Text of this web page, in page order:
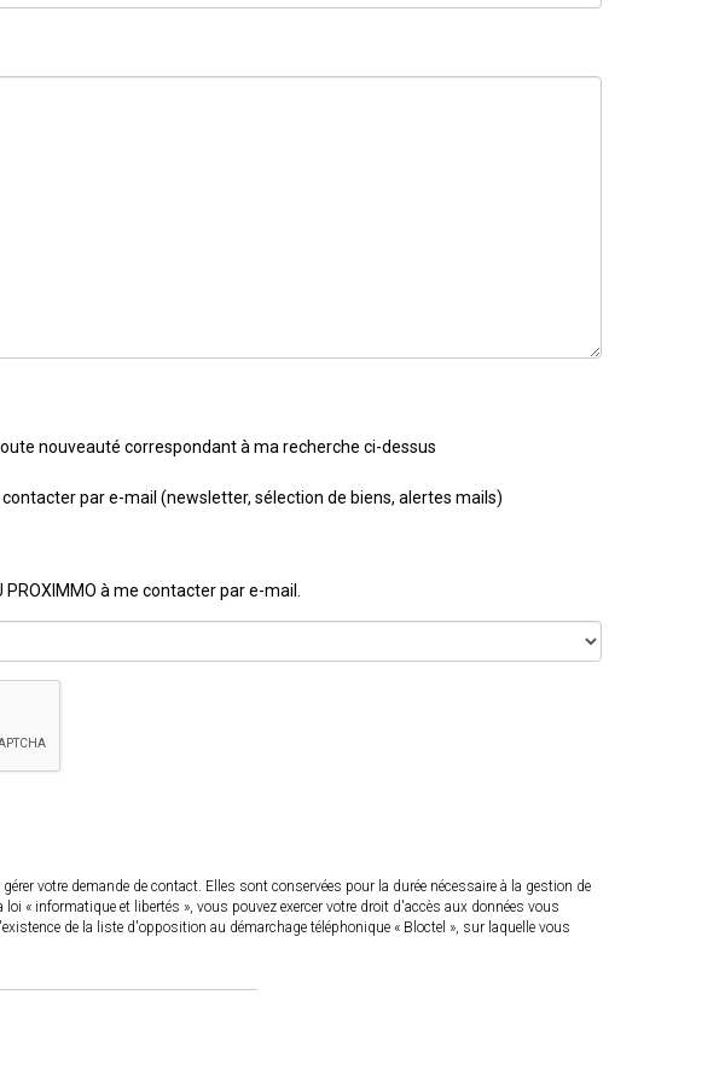
nouveauté correspondant à ma recherche ci-dessus
contacter par e-mail (newsletter, sélection de biens, alertes mails)
à me contacter par e-mail.
votre demande de contact. Elles sont conservées pour la durée nécessaire à la gestion de
« informatique et libertés », vous pouvez exercer votre droit d'accès aux données vous
de la liste d'opposition au démarchage téléphonique « Bloctel », sur laquelle vous